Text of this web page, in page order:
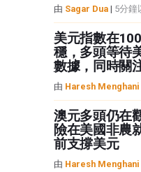
由 Sagar Dua| 5分鐘
美元指數在
穩，多頭等待
數據，同時關
由 Haresh Menghani
澳元多頭仍在
險在美國非農
前支撐美元
由 Haresh Menghani